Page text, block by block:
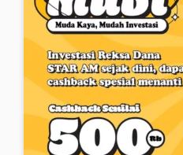
Promo
Star AM (III)
Periode Promo
15 September - 15